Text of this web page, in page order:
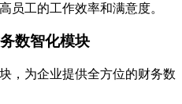
员工的工作效率和满意度。
数智化模块
，为企业提供全方位的财务数